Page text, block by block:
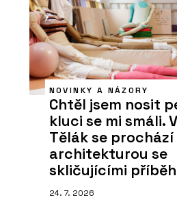
NOVINKY A NÁZORY
Chtěl jsem nosit
kluci se mi smáli.
Tělák se prochází
architekturou se
skličujícími
24. 7. 2026